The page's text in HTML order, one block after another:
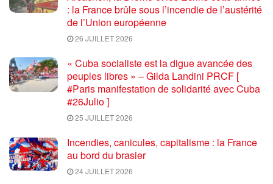
: la France brûle sous l’incendie de l’austérité
de l’Union européenne
26 JUILLET 2026
« Cuba socialiste est la digue avancée des
peuples libres » – Gilda Landini PRCF [
#Paris manifestation de solidarité avec Cuba
#26Julio ]
25 JUILLET 2026
Incendies, canicules, capitalisme : la France
au bord du brasier
24 JUILLET 2026